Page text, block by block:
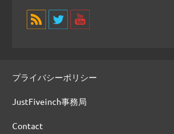
プライバシーポリシー
JustFiveinch事務局
Contact